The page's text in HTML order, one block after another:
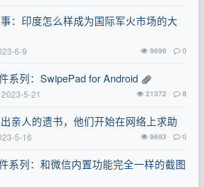
：印度怎么样成为国际军火市场的大
6-9 9696 0
系列：SwipePad for Android
2023-5-21 21372 8
亲人的遗书，他们开始在网络上求助
5-16 9693 0
系列：和微信内置功能完全一样的截图